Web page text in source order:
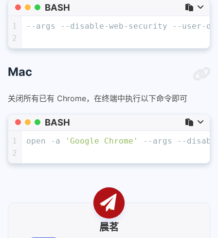
BASH
1
2
--args --disable-web-security --user-
Mac
关闭所有已有 Chrome，在终端中执行以下命令即可
BASH
1
2
open -a 'Google Chrome' --args --
晨茗